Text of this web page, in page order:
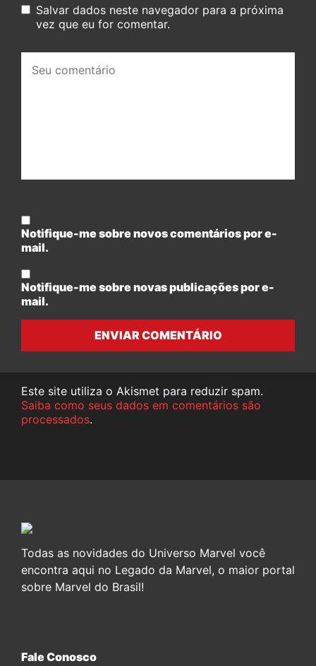
Salvar dados neste navegador para a próxima
vez que eu for comentar.
comentário:
Notifique-me sobre novos comentários por e-
mail.
Notifique-me sobre novas publicações por e-
mail.
ENVIAR COMENTÁRIO
Este site utiliza o Akismet para reduzir spam.
Saiba como seus dados em comentários são
processados.
Todas as novidades do Universo Marvel você
encontra aqui no Legado da Marvel, o maior portal
sobre Marvel do Brasil!
Fale Conosco